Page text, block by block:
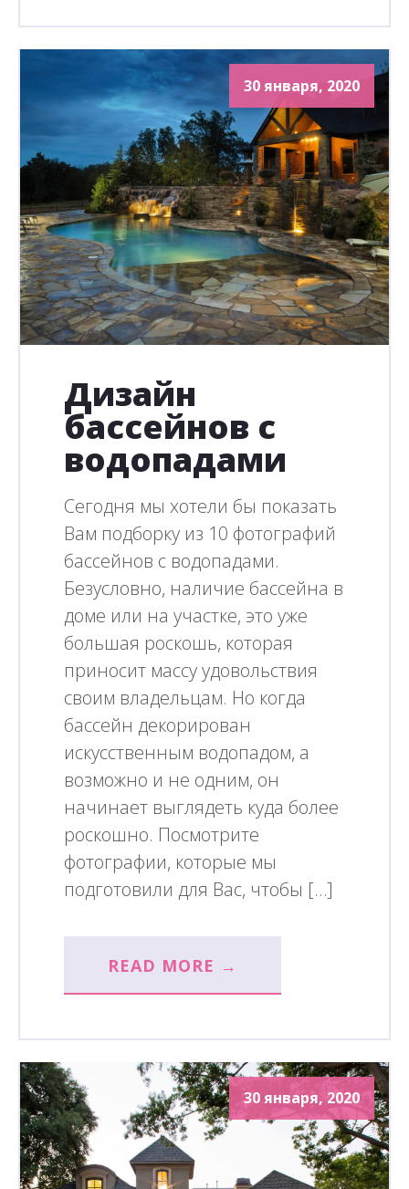
30 января, 2020
Дизайн
бассейнов с
водопадами
Сегодня мы хотели бы показать
Вам подборку из 10 фотографий
бассейнов с водопадами.
Безусловно, наличие бассейна в
доме или на участке, это уже
большая роскошь, которая
приносит массу удовольствия
своим владельцам. Но когда
бассейн декорирован
искусственным водопадом, а
возможно и не одним, он
начинает выглядеть куда более
роскошно. Посмотрите
фотографии, которые мы
подготовили для Вас, чтобы […]
READ MORE →
30 января, 2020